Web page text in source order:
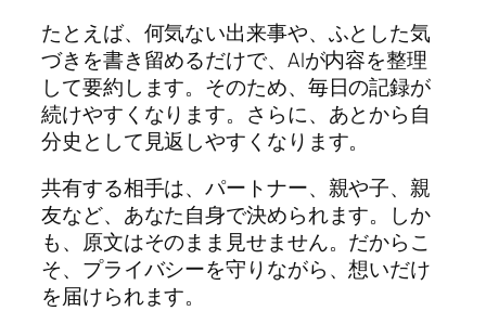
たとえば、何気ない出来事や、ふとした気
づきを書き留めるだけで、AIが内容を整理
して要約します。そのため、毎日の記録が
続けやすくなります。さらに、あとから自
分史として見返しやすくなります。
共有する相手は、パートナー、親や子、親
友など、あなた自身で決められます。しか
も、原文はそのまま見せません。だからこ
そ、プライバシーを守りながら、想いだけ
を届けられます。